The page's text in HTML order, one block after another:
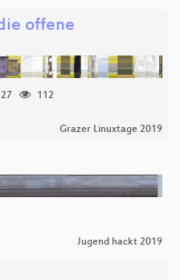
offene
112
Grazer Linuxtage 2019
Jugend hackt 2019